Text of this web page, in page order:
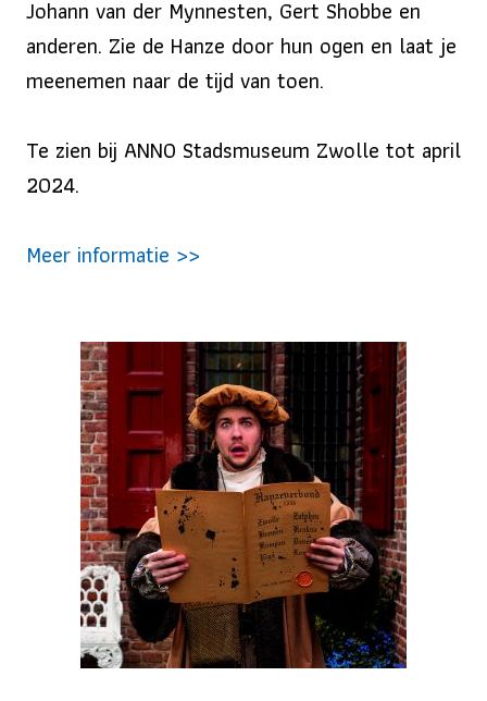
Johann van der Mynnesten, Gert Shobbe en
anderen. Zie de Hanze door hun ogen en laat je
meenemen naar de tijd van toen.
Te zien bij ANNO Stadsmuseum Zwolle tot april
2024.
Meer informatie >>